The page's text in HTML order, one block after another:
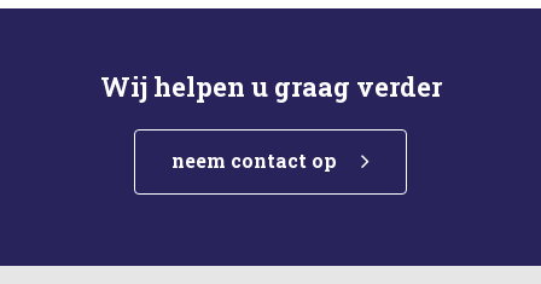
Wij helpen u graag verder
neem contact op